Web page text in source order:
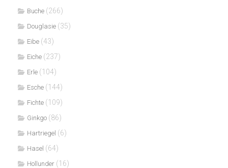
Buche (266)
Douglasie (35)
Eibe (43)
Eiche (237)
Erle (104)
Esche (144)
Fichte (109)
Ginkgo (86)
Hartriegel (6)
Hasel (64)
Hollunder (16)